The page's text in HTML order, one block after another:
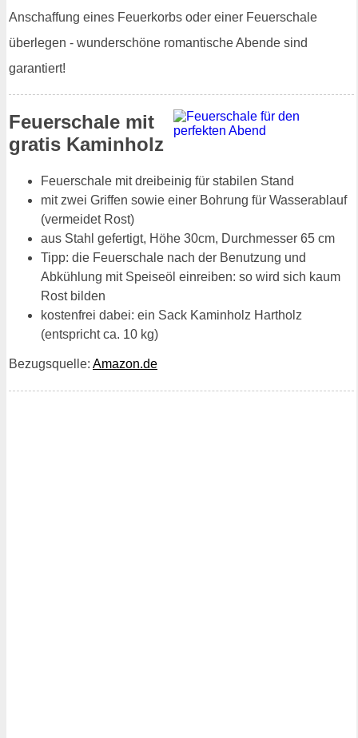
Anschaffung eines Feuerkorbs oder einer Feuerschale
überlegen - wunderschöne romantische Abende sind
garantiert!
Feuerschale mit
gratis Kaminholz
Feuerschale mit dreibeinig für stabilen Stand
mit zwei Griffen sowie einer Bohrung für Wasserablauf
(vermeidet Rost)
aus Stahl gefertigt, Höhe 30cm, Durchmesser 65 cm
Tipp: die Feuerschale nach der Benutzung und
Abkühlung mit Speiseöl einreiben: so wird sich kaum
Rost bilden
kostenfrei dabei: ein Sack Kaminholz Hartholz
(entspricht ca. 10 kg)
Bezugsquelle: Amazon.de